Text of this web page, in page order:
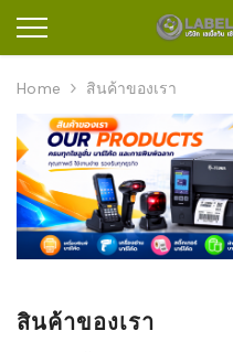
Home สินค้าของเรา
สินค้าของเรา